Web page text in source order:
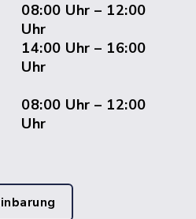
08:00 Uhr – 12:00
Uhr
14:00 Uhr – 16:00
Uhr
08:00 Uhr – 12:00
Uhr